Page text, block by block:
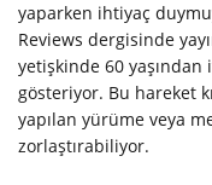
yaparken ihtiyaç
Reviews dergisinde
yetişkinde 60 yaşından
gösteriyor. Bu hareket
yapılan yürüme veya
zorlaştırabiliyor.